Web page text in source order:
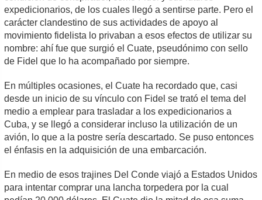
expedicionarios, de los cuales llegó a sentirse parte. Pero el
carácter clandestino de sus actividades de apoyo al
movimiento fidelista lo privaban a esos efectos de utilizar su
nombre: ahí fue que surgió el Cuate, pseudónimo con sello
de Fidel que lo ha acompañado por siempre.
En múltiples ocasiones, el Cuate ha recordado que, casi
desde un inicio de su vínculo con Fidel se trató el tema del
medio a emplear para trasladar a los expedicionarios a
Cuba, y se llegó a considerar incluso la utilización de un
avión, lo que a la postre sería descartado. Se puso entonces
el énfasis en la adquisición de una embarcación.
En medio de esos trajines Del Conde viajó a Estados Unidos
para intentar comprar una lancha torpedera por la cual